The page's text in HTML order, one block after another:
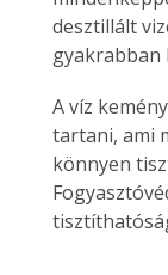
Ezermester
Laptapir kényelmes
desztillált
gyakrabban
A víz
tartani, ami
könnyen